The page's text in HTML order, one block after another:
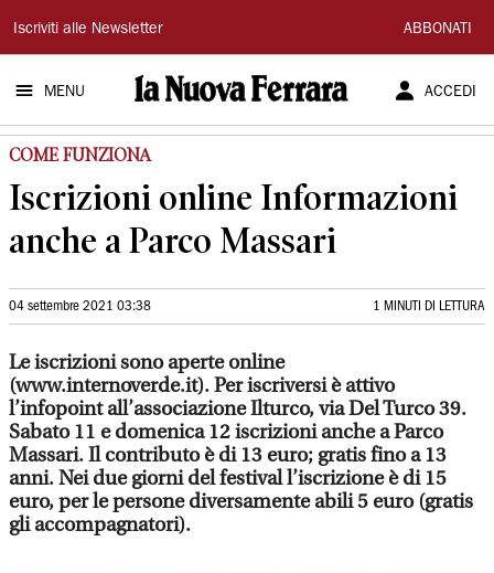
La
Nuova
Ferrara
Iscriviti alle Newsletter ABBONATI
MENU ACCEDI
COME FUNZIONA
Iscrizioni online Informazioni
anche a Parco Massari
04 settembre 2021 03:38 1 MINUTI DI LETTURA
Le iscrizioni sono aperte online
(www.internoverde.it). Per iscriversi è attivo
l’infopoint all’associazione Ilturco, via Del Turco 39.
Sabato 11 e domenica 12 iscrizioni anche a Parco
Massari. Il contributo è di 13 euro; gratis fino a 13
anni. Nei due giorni del festival l’iscrizione è di 15
euro, per le persone diversamente abili 5 euro (gratis
gli accompagnatori).